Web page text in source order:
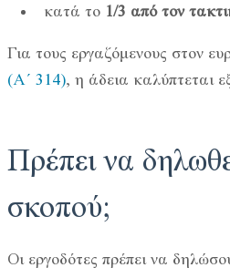
κατά το 1/3 από τον
Για τους εργαζόμενους στον
(Α΄ 314), η άδεια καλύπτεται
Πρέπει να
σκοπού;
Οι εργοδότες πρέπει να